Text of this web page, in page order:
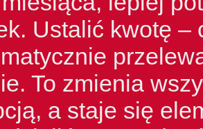
Ustalić kwotę
To zmienia
a staje się